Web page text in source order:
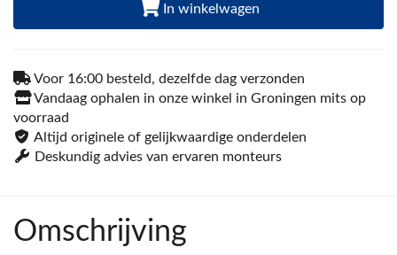
In winkelwagen
Voor 16:00 besteld, dezelfde dag verzonden
Vandaag ophalen in onze winkel in Groningen mits op
voorraad
Altijd originele of gelijkwaardige onderdelen
Deskundig advies van ervaren monteurs
Omschrijving